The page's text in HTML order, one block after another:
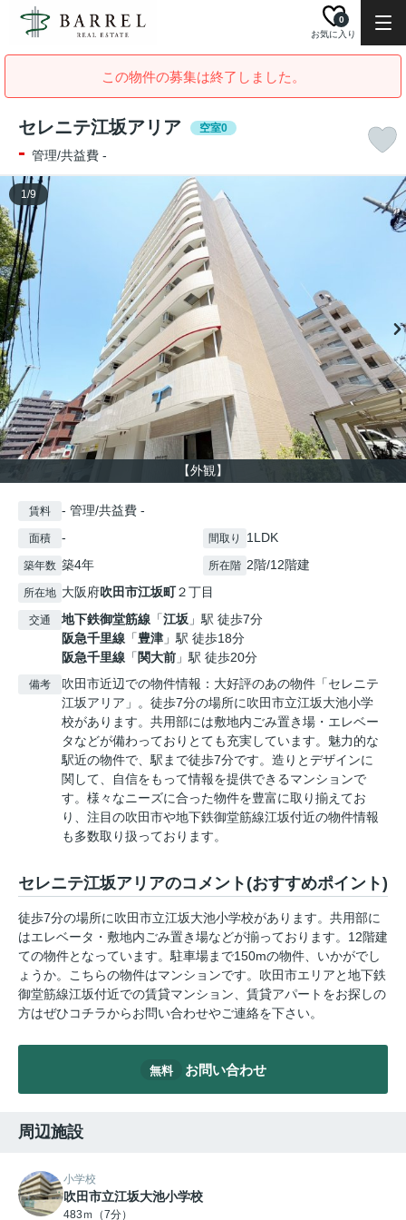
お気に入り
0
この物件の募集は終了しました。
セレニテ江坂アリア 空室0
- 管理/共益費 -
【外観】
1/9
賃料 - 管理/共益費 -
面積 - 間取り 1LDK
築年数 築4年 所在階 2階/12階建
所在地 大阪府吹田市江坂町２丁目
交通 地下鉄御堂筋線 「江坂 」駅 徒歩7分
阪急千里線 「豊津 」駅 徒歩18分
阪急千里線 「 関大前 」駅 徒歩20分
備考
吹田市近辺での物件情報：大好評のあの物件「セレニテ
江坂アリア」。徒歩7分の場所に吹田市立江坂大池小学
校があります。共用部には敷地内ごみ置き場・エレベー
タなどが備わっておりとても充実しています。魅力的な
駅近の物件で、駅まで徒歩7分です。造りとデザインに
関して、自信をもって情報を提供できるマンションで
す。様々なニーズに合った物件を豊富に取り揃えてお
り、注目の吹田市や地下鉄御堂筋線江坂付近の物件情報
も多数取り扱っております。
セレニテ江坂アリアのコメント(おすすめポイント)
徒歩7分の場所に吹田市立江坂大池小学校があります。共用部に
はエレベータ・敷地内ごみ置き場などが揃っております。12階建
ての物件となっています。駐車場まで150mの物件、いかがでし
ょうか。こちらの物件はマンションです。吹田市エリアと地下鉄
御堂筋線江坂付近での賃貸マンション、賃貸アパートをお探しの
方はぜひコチラからお問い合わせやご連絡を下さい。
無料 お問い合わせ
周辺施設
小学校
吹田市立江坂大池小学校
483ｍ（7分）